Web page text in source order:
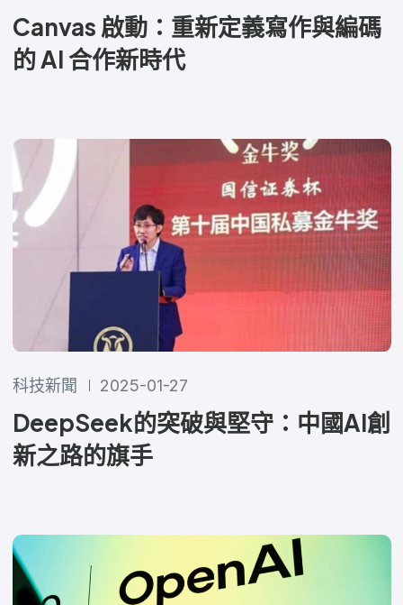
Canvas 啟動：重新定義寫作與編碼
的 AI 合作新時代
科技新聞 2025-01-27
DeepSeek的突破與堅守：中國AI創
新之路的旗手